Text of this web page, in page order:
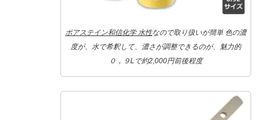
ポアステイン和信化学 水性なので取り扱いが簡単 色の濃
度が、水で希釈して、濃さが調整できるのが、魅力的
０，９Lで約2,000円前後程度